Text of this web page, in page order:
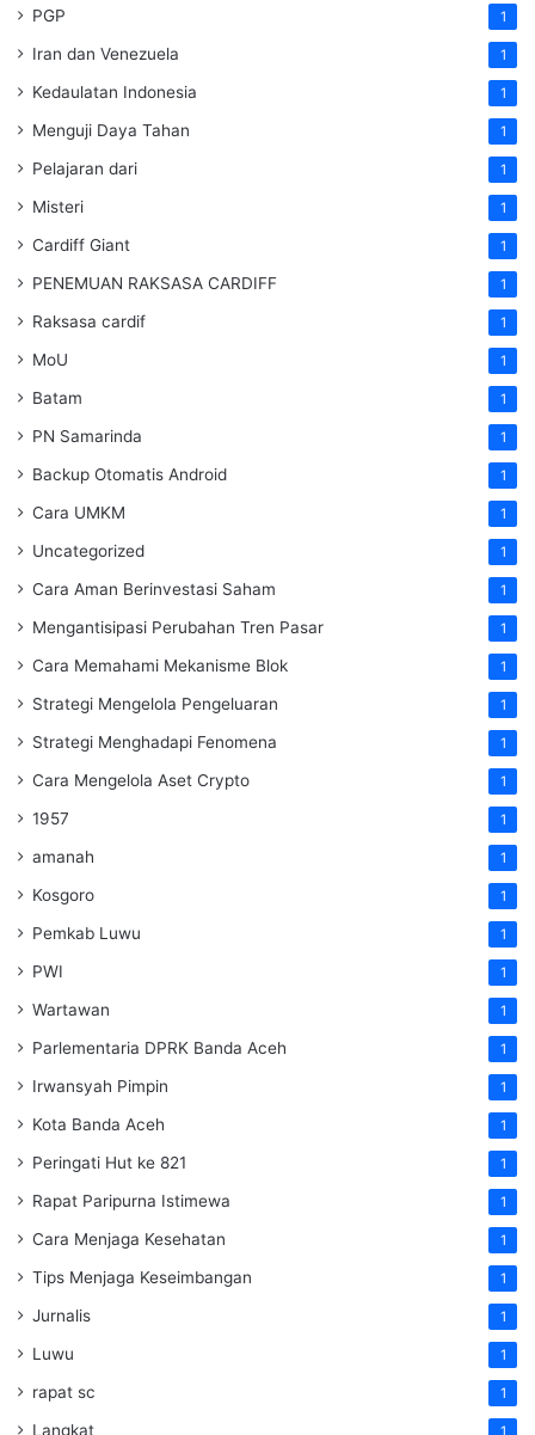
PGP 1
Iran dan Venezuela 1
Kedaulatan Indonesia 1
Menguji Daya Tahan 1
Pelajaran dari 1
Misteri 1
Cardiff Giant 1
PENEMUAN RAKSASA CARDIFF 1
Raksasa cardif 1
MoU 1
Batam 1
PN Samarinda 1
Backup Otomatis Android 1
Cara UMKM 1
Uncategorized 1
Cara Aman Berinvestasi Saham 1
Mengantisipasi Perubahan Tren Pasar 1
Cara Memahami Mekanisme Blok 1
Strategi Mengelola Pengeluaran 1
Strategi Menghadapi Fenomena 1
Cara Mengelola Aset Crypto 1
1957 1
amanah 1
Kosgoro 1
Pemkab Luwu 1
PWI 1
Wartawan 1
Parlementaria DPRK Banda Aceh 1
Irwansyah Pimpin 1
Kota Banda Aceh 1
Peringati Hut ke 821 1
Rapat Paripurna Istimewa 1
Cara Menjaga Kesehatan 1
Tips Menjaga Keseimbangan 1
Jurnalis 1
Luwu 1
rapat sc 1
Langkat 1